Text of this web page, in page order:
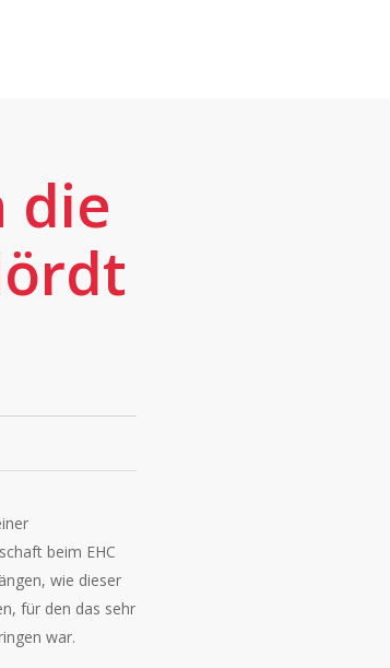
die
beim EHC
wie dieser
für den das sehr
war.